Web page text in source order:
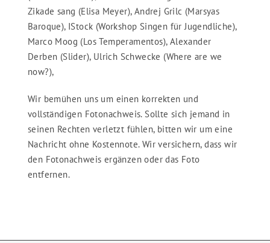
Zikade sang (Elisa Meyer), Andrej Grilc (Marsyas
Baroque), IStock (Workshop Singen für Jugendliche),
Marco Moog (Los Temperamentos), Alexander
Derben (Slider), Ulrich Schwecke (Where are we
now?),
Wir bemühen uns um einen korrekten und
vollständigen Fotonachweis. Sollte sich jemand in
seinen Rechten verletzt fühlen, bitten wir um eine
Nachricht ohne Kostennote. Wir versichern, dass wir
den Fotonachweis ergänzen oder das Foto
entfernen.